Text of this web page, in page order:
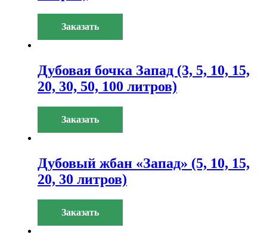
Заказать
Дубовая бочка Запад (3, 5, 10, 15,
20, 30, 50, 100 литров)
Заказать
Дубовый жбан «Запад» (5, 10, 15,
20, 30 литров)
Заказать